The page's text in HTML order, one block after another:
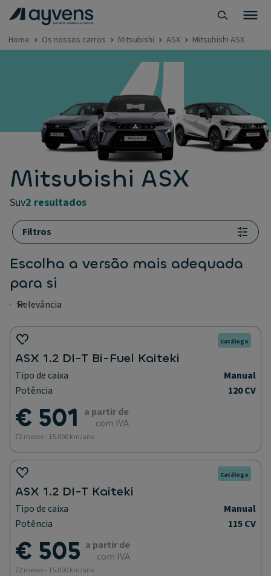
Home Os nossos carros Mitsubishi ASX Mitsubishi ASX
Mitsubishi ASX
suv2 resultados
Filtros
Escolha a versão mais adequada
para si
Catálogo
ASX 1.2 DI-T Bi-Fuel Kaiteki
Tipo de caixa
Manual
Potência
120 CV
€ 501 a partir de
com IVA
72 meses - 15.000 km/ano
Catálogo
ASX 1.2 DI-T Kaiteki
Tipo de caixa
Manual
Potência
115 CV
€ 505 a partir de
com IVA
72 meses - 15.000 km/ano